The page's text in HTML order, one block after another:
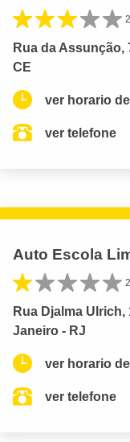
Rua da Assunção,
CE
ver horario
ver telefone
Auto Escola
Rua Djalma Ulrich,
Janeiro - RJ
ver horario
ver telefone